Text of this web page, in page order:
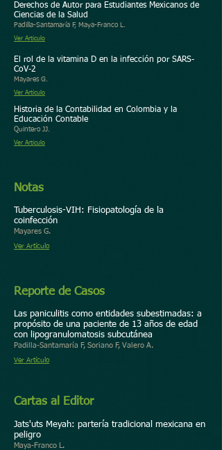
Derechos de Autor para Estudiantes Mexicanos de
Ciencias de la Salud
Padilla-Santamaría F, Maya-Franco L.
Ver Artículo
El rol de la vitamina D en la infección por SARS-
CoV-2
Mayares G.
Ver Artículo
Historia de la Contabilidad en Colombia y la
Educación Contable
Quintero JJ.
Ver Artículo
Notas
Tuberculosis-VIH: Fisiopatología de la
coinfección
Mayares G.
Ver Artículo
Reporte de Casos
Las paniculitis como entidades subestimadas: a
propósito de una paciente de 13 años de edad
con lipogranulomatosis subcutánea
Padilla-Santamaría F, Soriano F, Valero A.
Ver Artículo
Cartas al Editor
Jats'uts Meyah: partería tradicional mexicana en
peligro
Maya-Franco L.